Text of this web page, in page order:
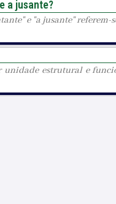
a jusante?
e "a jusante" referem-
unidade estrutural e